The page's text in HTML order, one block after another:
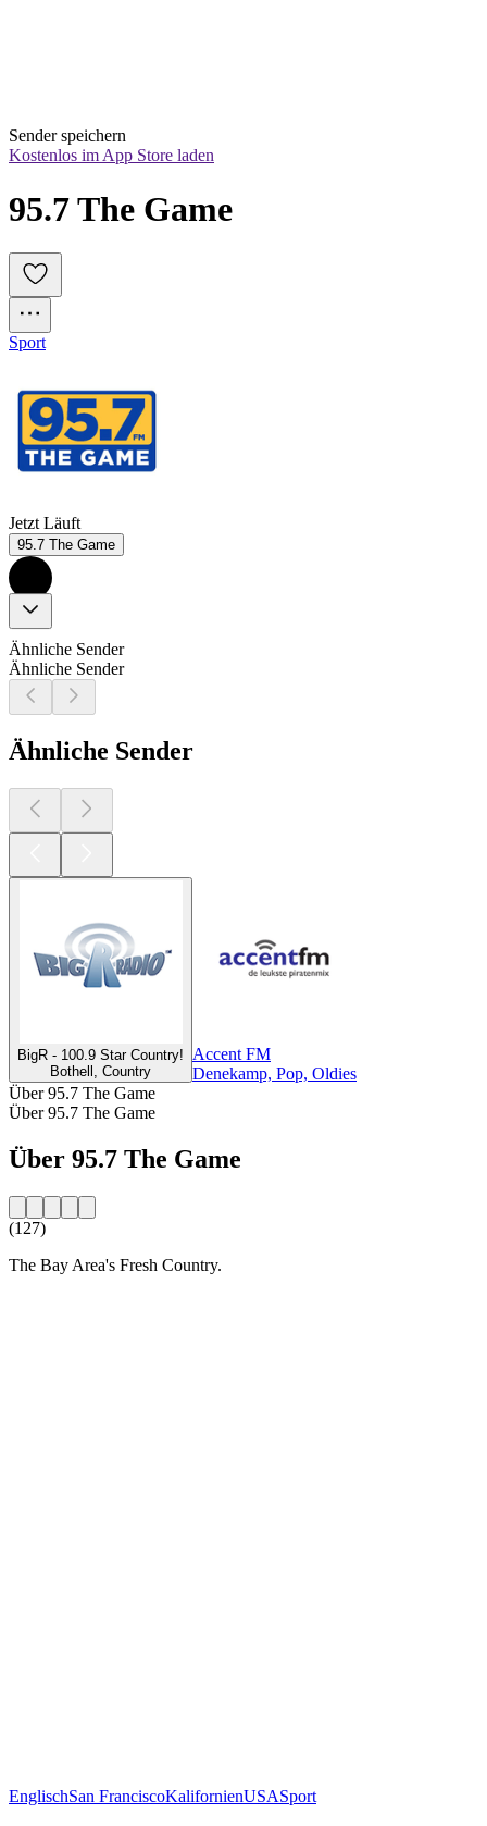
Sender speichern
Kostenlos im App Store laden
95.7 The Game
Sport
Jetzt Läuft
95.7 The Game
Ähnliche Sender
Ähnliche Sender
Ähnliche Sender
BigR - 100.9 Star Country!
Bothell, Country
Accent FM
Denekamp, Pop, Oldies
Über 95.7 The Game
Über 95.7 The Game
Über 95.7 The Game
(127)
The Bay Area's Fresh Country.
EnglischSan FranciscoKalifornienUSASport